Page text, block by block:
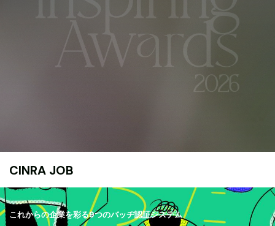
CINRA JOB
これからの企業を彩る9つのバッヂ認証システム